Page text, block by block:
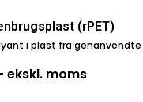
(rPET)
i plast fra
ekskl. moms